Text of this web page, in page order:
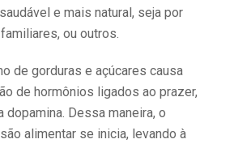
e mais natural, seja por
ou outros.
de gorduras e açúcares causa
de hormônios ligados ao prazer,
dopamina. Dessa maneira, o
alimentar se inicia, levando à